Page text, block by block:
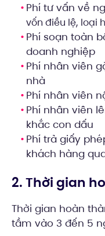
Phí tư vấn về
vốn điều lệ, loại
Phí soạn toàn
doanh nghiệp
Phí nhân viên
nhà
Phí nhân viên
Phí nhân viên
khắc con dấu
Phí trả giấy
khách hàng
2. Thời gian
Thời gian hoàn
tầm vào 3 đến 5